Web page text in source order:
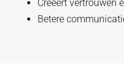
Creëert vertrouwen
Betere